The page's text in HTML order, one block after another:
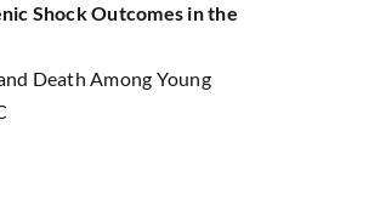
Shock Outcomes in the
Death Among Young